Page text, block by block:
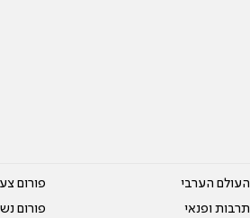
העולם הערבי
תרבות ופנאי
פורום
פורום